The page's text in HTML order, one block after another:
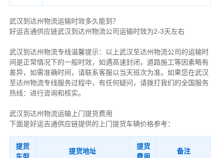
武汉到达州物流运输时效多久能到？
好运吉通供应链武汉到达州物流公司运输时效为2-3天左右
武汉到达州物流专线温馨提示：以上武汉至达州物流公司的运输时
间是正常情况下的一般时效，如遇高速封闭，道路施工等因素略有
差异，如需准确时间，请联系客服以当天班次为准。如果您在武汉
至达州物流专线服务过程中，有任何疑问，请拨打我们的全国服务
热线：进行咨询和核实。
武汉到达州物流运输上门提货费用
下面是好运吉通供应链提供的上门提货车辆价格参考：
提货
提货地址
提货
备注